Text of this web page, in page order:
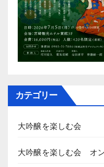
カテゴリー
大吟醸を楽しむ会
大吟醸を楽しむ会 オ